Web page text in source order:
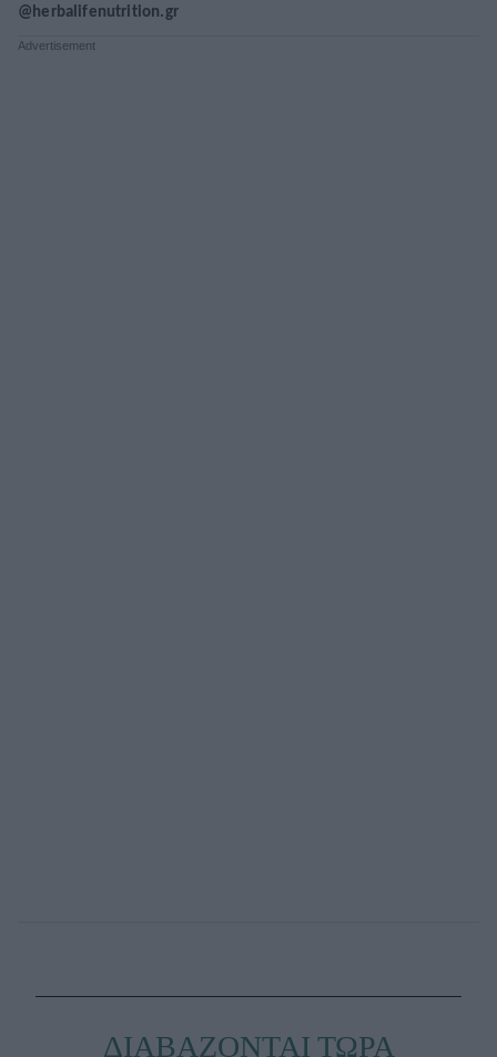
@herbalifenutrition.gr
ΔΙΑΒΑΖΟΝΤΑΙ ΤΩΡΑ